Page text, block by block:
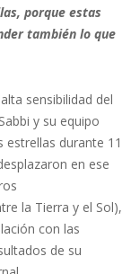
porque estas
también lo que
sensibilidad del
y su equipo
durante 11
en ese
la Tierra y el Sol),
con las
de su